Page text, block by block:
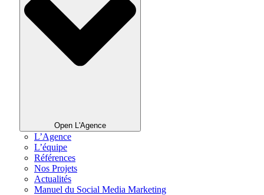
Open L'Agence
L’Agence
L’équipe
Références
Nos Projets
Actualités
Manuel du Social Media Marketing